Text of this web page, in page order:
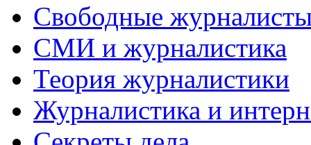
Свободные
СМИ и журналистика
Теория журналистики
Журналистика и